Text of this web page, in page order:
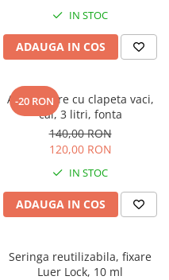
IN STOC
ADAUGA IN COS
-20 RON
Adapatoare cu clapeta vaci,
cai, 3 litri, fonta
140,00 RON
120,00 RON
IN STOC
ADAUGA IN COS
Seringa reutilizabila, fixare
Luer Lock, 10 ml